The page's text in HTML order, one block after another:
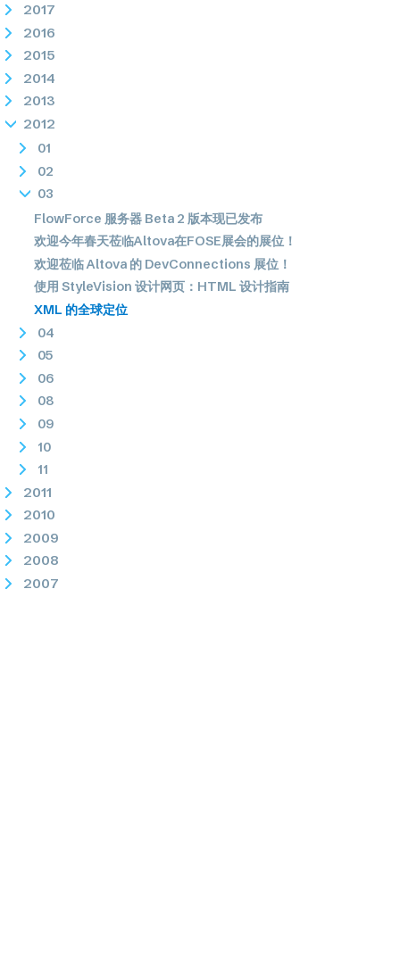
2017
2016
2015
2014
2013
2012
01
02
03
FlowForce 服务器 Beta 2 版本现已发布
欢迎今年春天莅临Altova在FOSE展会的展位！
欢迎莅临 Altova 的 DevConnections 展位！
使用 StyleVision 设计网页：HTML 设计指南
XML 的全球定位
04
05
06
08
09
10
11
2011
2010
2009
2008
2007